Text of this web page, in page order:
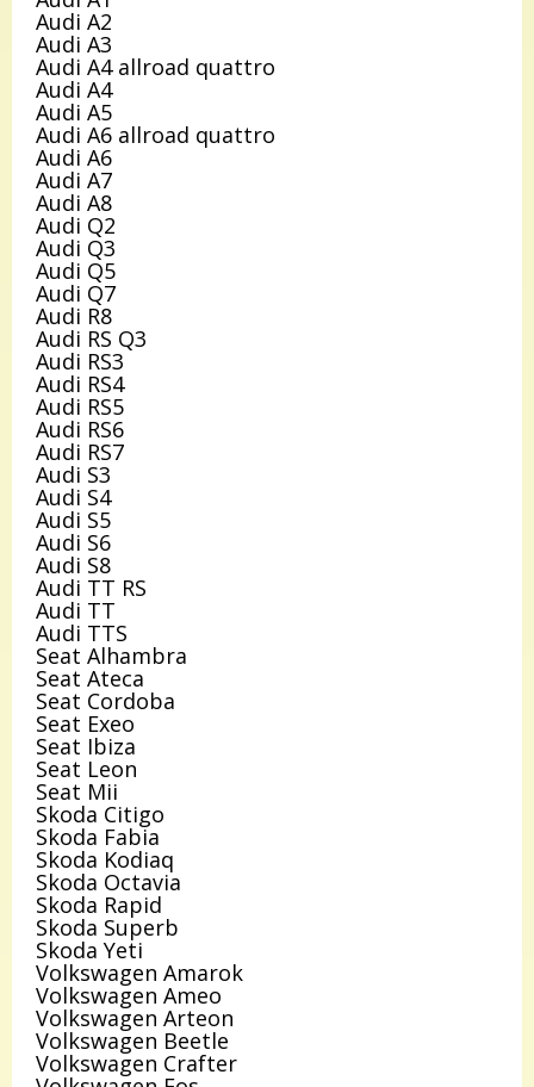
Audi A2
Audi A3
Audi A4 allroad quattro
Audi A4
Audi A5
Audi A6 allroad quattro
Audi A6
Audi A7
Audi A8
Audi Q2
Audi Q3
Audi Q5
Audi Q7
Audi R8
Audi RS Q3
Audi RS3
Audi RS4
Audi RS5
Audi RS6
Audi RS7
Audi S3
Audi S4
Audi S5
Audi S6
Audi S8
Audi TT RS
Audi TT
Audi TTS
Seat Alhambra
Seat Ateca
Seat Cordoba
Seat Exeo
Seat Ibiza
Seat Leon
Seat Mii
Skoda Citigo
Skoda Fabia
Skoda Kodiaq
Skoda Octavia
Skoda Rapid
Skoda Superb
Skoda Yeti
Volkswagen Amarok
Volkswagen Ameo
Volkswagen Arteon
Volkswagen Beetle
Volkswagen Crafter